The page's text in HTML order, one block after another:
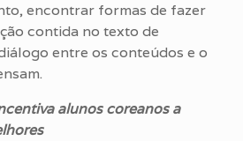
encontrar formas de fazer
contida no texto de
entre os conteúdos e o
alunos coreanos a